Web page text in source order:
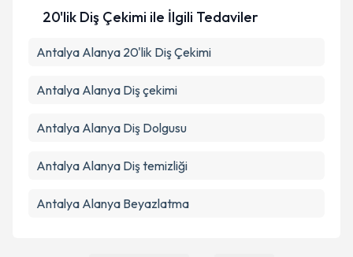
20'lik Diş Çekimi ile İlgili Tedaviler
Antalya Alanya 20'lik Diş Çekimi
Antalya Alanya Diş çekimi
Antalya Alanya Diş Dolgusu
Antalya Alanya Diş temizliği
Antalya Alanya Beyazlatma